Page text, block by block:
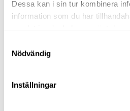
Dessa kan i sin tur kombinera
information som du har
Nödvändig
Inställningar